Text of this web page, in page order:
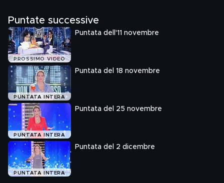
Puntate successive
PROSSIMO VIDEO
Puntata dell'11 novembre
PUNTATA INTERA
Puntata del 18 novembre
PUNTATA INTERA
Puntata del 25 novembre
PUNTATA INTERA
Puntata del 2 dicembre